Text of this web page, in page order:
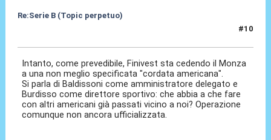
Re:Serie B (Topic perpetuo)
#10
Intanto, come prevedibile, Finivest sta cedendo il Monza
a una non meglio specificata "cordata americana".
Si parla di Baldissoni come amministratore delegato e
Burdisso come direttore sportivo: che abbia a che fare
con altri americani già passati vicino a noi? Operazione
comunque non ancora ufficializzata.